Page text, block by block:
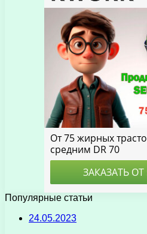
Популярные статьи
24.05.2023